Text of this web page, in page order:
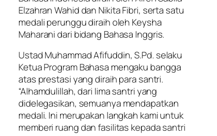
Elzahran Wahid dan Nikita Fibri, serta satu
medali perunggu diraih oleh Keysha
Maharani dari bidang Bahasa Inggris.
Ustad Muhammad Afifuddin, S.Pd. selaku
Ketua Program Bahasa mengaku bangga
atas prestasi yang diraih para santri.
“Alhamdulillah, dari lima santri yang
didelegasikan, semuanya mendapatkan
medali. Ini merupakan langkah kami untuk
memberi ruang dan fasilitas kepada santri